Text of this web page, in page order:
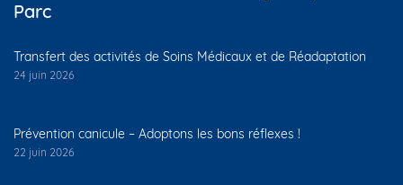
Parc
Transfert des activités de Soins Médicaux et de Réadaptation
24 juin 2026
Prévention canicule – Adoptons les bons réflexes !
22 juin 2026